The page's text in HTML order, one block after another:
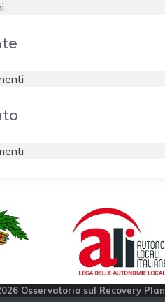
Osservatorio sul Recovery Plan